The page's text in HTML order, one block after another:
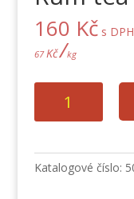
160 Kč s DPH
67Kč/kg
Katalogové číslo: